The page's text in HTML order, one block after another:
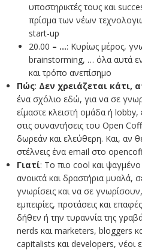
υποστηρικτές τους και
πρίσμα των νέων
start-up
20.00 – …: Κυρίως μέρος,
brainstorming, … όλα αυτά
και τρόπο ανεπίσημο
Πώς: Δεν χρειάζεται κάτι,
ένα σχόλιο εδώ, για να σε
είμαστε κλειστή ομάδα ή
στις συναντήσεις του Open
δωρεάν και ελεύθερη. Και, αν
στέλνεις ένα email στο
Γιατί: Το πιο cool και
ανοικτά και δραστήρια μυαλά,
γνωρίσεις και να σε
εμπειρίες, προτάσεις και
δήθεν ή την τυραννία της
nerds και marketers, bloggers
capitalists και developers, νέοι